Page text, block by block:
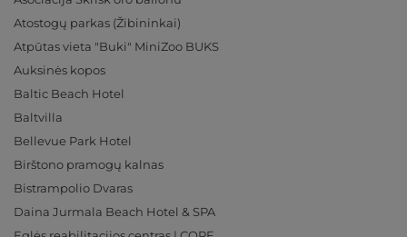
Atostogų parkas (Žibininkai)
Atpūtas vieta "Buki" MiniZoo BUKS
Auksinės kopos
Baltic Beach Hotel
Baltvilla
Bellevue Park Hotel
Birštono pramogų kalnas
Bistrampolio Dvaras
Daina Jurmala Beach Hotel & SPA